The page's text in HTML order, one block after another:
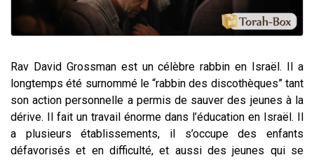
Rav David Grossman est un célèbre rabbin en Israël. Il a
longtemps été surnommé le “rabbin des discothèques” tant
son action personnelle a permis de sauver des jeunes à la
dérive. Il fait un travail énorme dans l’éducation en Israël. Il
a plusieurs établissements, il s’occupe des enfants
défavorisés et en difficulté, et aussi des jeunes qui se